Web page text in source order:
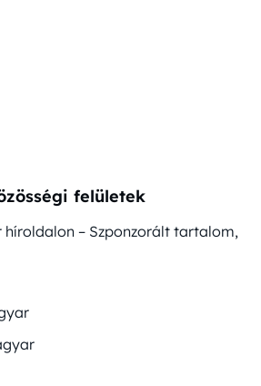
felületek
híroldalon – Szponzorált tartalom,